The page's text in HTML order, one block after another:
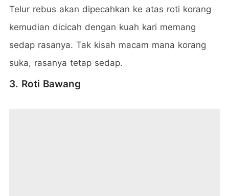
Telur rebus akan dipecahkan ke atas roti korang
kemudian dicicah dengan kuah kari memang
sedap rasanya. Tak kisah macam mana korang
suka, rasanya tetap sedap.
3. Roti Bawang